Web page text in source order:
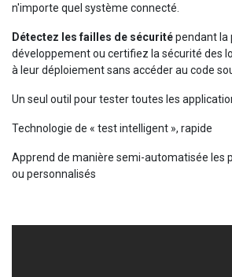
n'importe quel système connecté.
Détectez les failles de sécuritépendant la
développement ou certifiez la sécurité des
à leur déploiement sans accéder au code
Un seul outil pour tester toutes les
Technologie de « test intelligent », rapide
Apprend de manière semi-automatisée les
ou personnalisés